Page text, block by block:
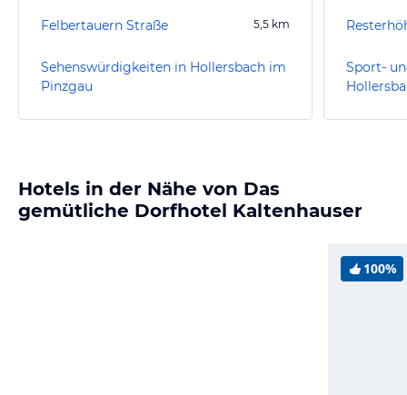
Felbertauern Straße 5,5 km
Sehenswürdigkeiten in Hollersbach im
Pinzgau
Sport-
Hotels in der Nähe von Das
gemütliche Dorfhotel Kaltenhauser
100%